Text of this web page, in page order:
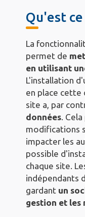
Qu'est
La
permet de
en utilisant
L'installation
en place cette
site a, par
données.
modifications
impacter les
possible
chaque site.
indépendants
gardant un
gestion et les